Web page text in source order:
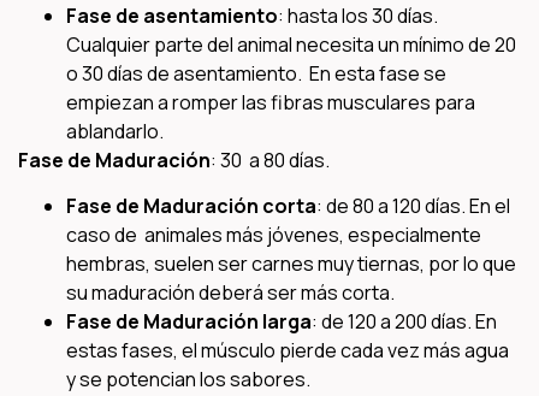
Fase de asentamiento: hasta los 30 días.
Cualquier parte del animal necesita un mínimo de 20
o 30 días de asentamiento. En esta fase se
empiezan a romper las fibras musculares para
ablandarlo.
Fase de Maduración: 30 a 80 días.
Fase de Maduración corta: de 80 a 120 días. En el
caso de animales más jóvenes, especialmente
hembras, suelen ser carnes muy tiernas, por lo que
su maduración deberá ser más corta.
Fase de Maduración larga: de 120 a 200 días. En
estas fases, el músculo pierde cada vez más agua
y se potencian los sabores.